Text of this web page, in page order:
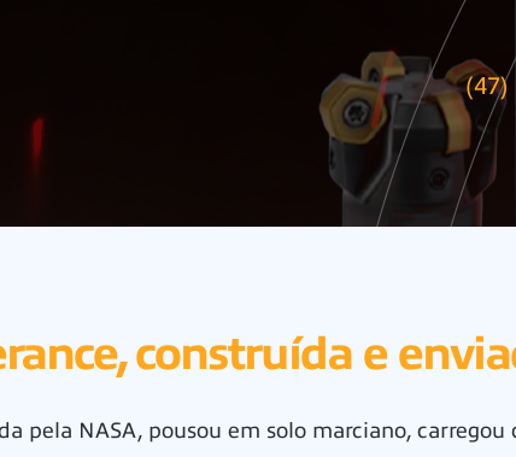
(47)
construída e
pela NASA, pousou em solo marciano, carregou